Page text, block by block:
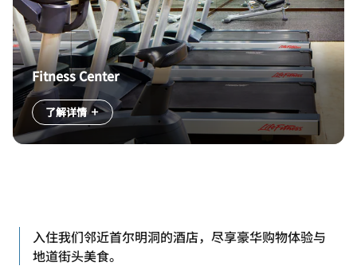
Fitness Center
了解详情
入住我们邻近首尔明洞的酒店，尽享豪华购物体验与
地道街头美食。